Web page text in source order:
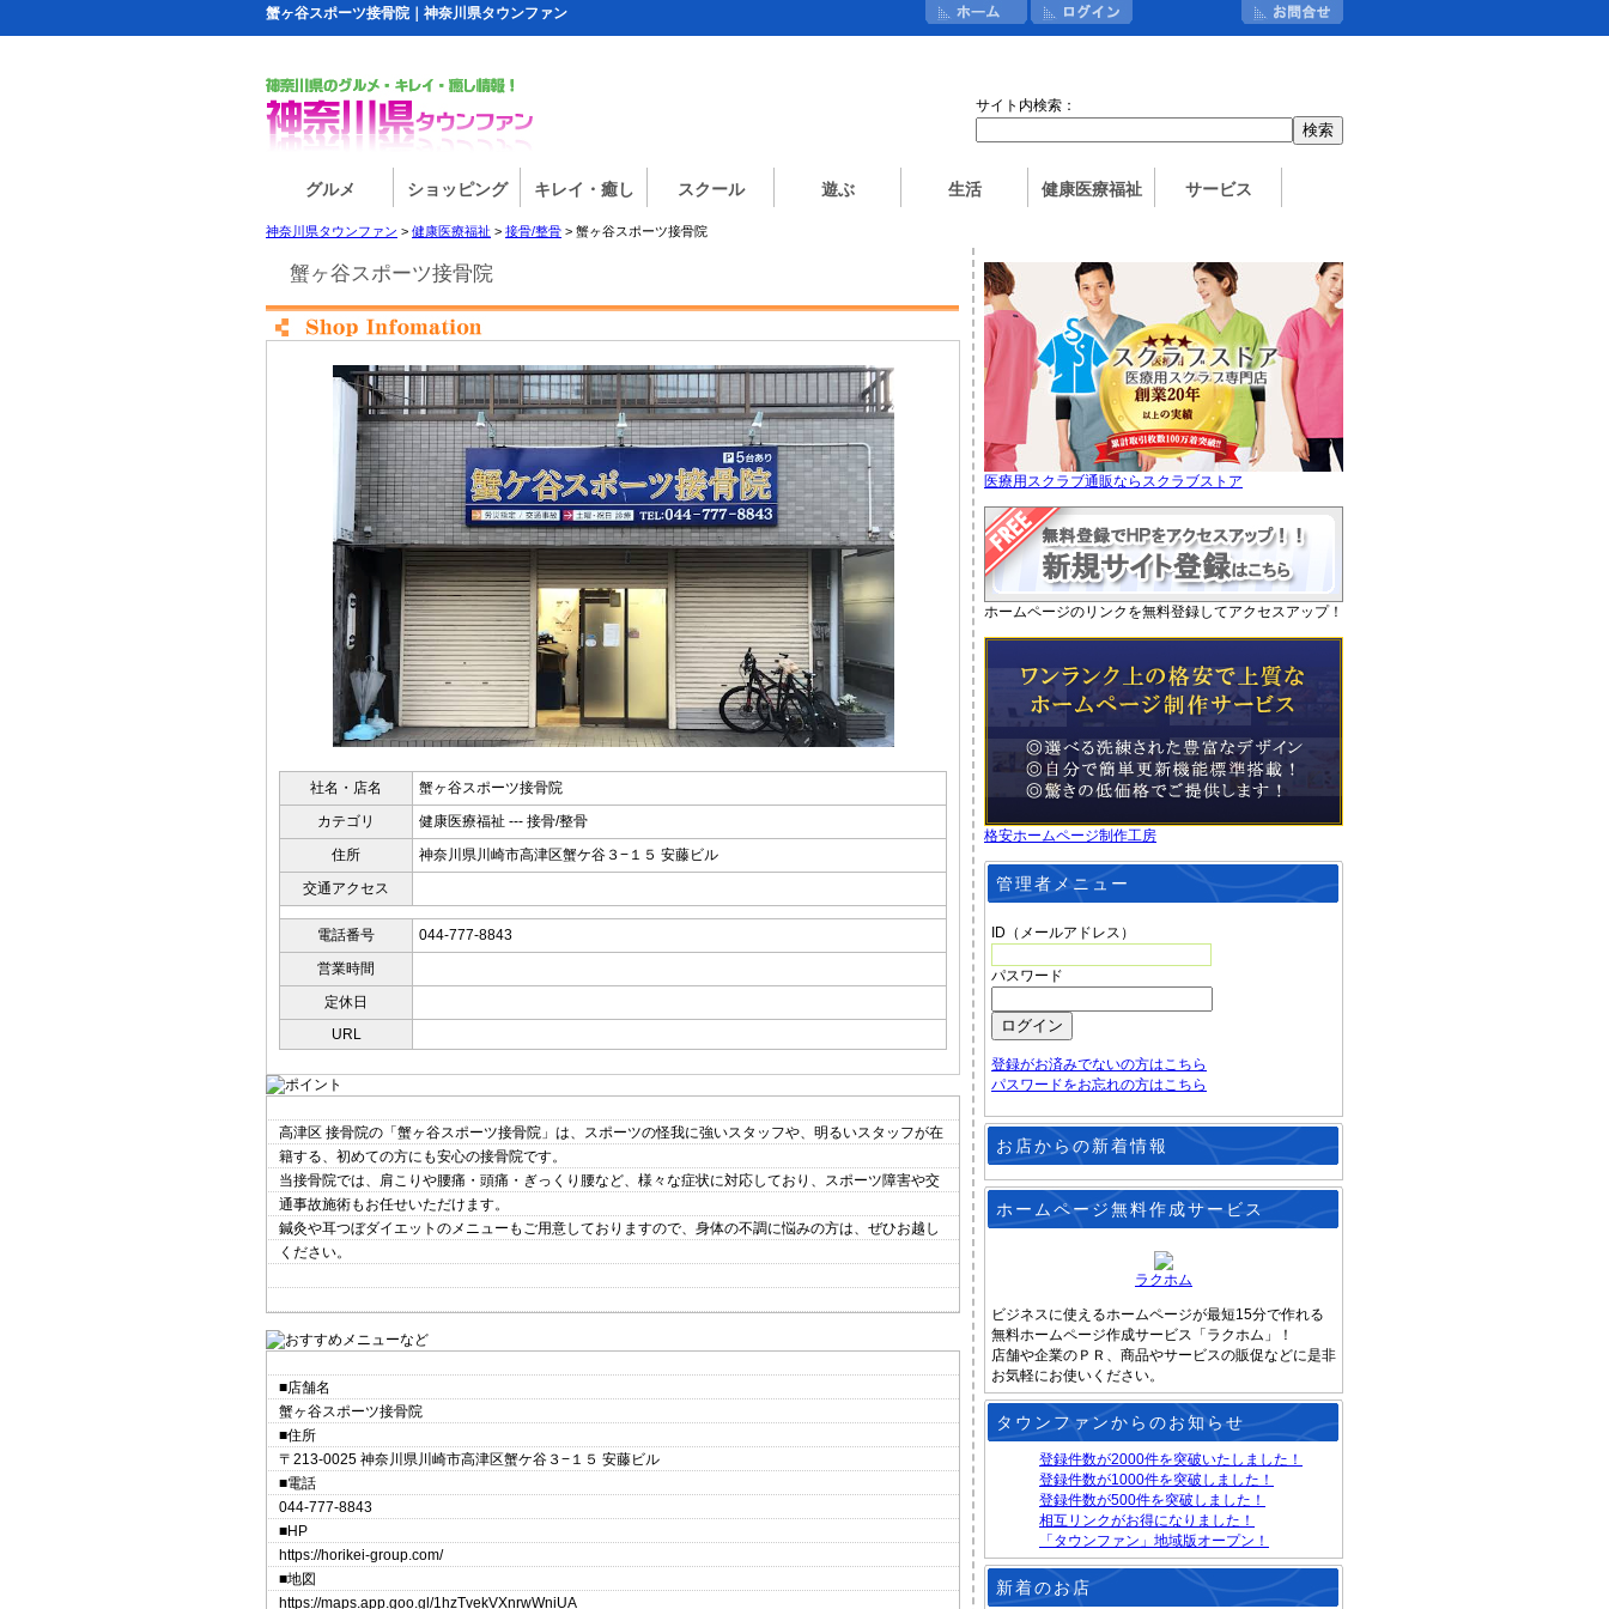
蟹ヶ谷スポーツ接骨院｜神奈川県タウンファン
サイト内検索：
グルメ ショッピング キレイ・癒し スクール 遊ぶ 生活 健康医療福祉 サービス
神奈川県タウンファン > 健康医療福祉 > 接骨/整骨 > 蟹ヶ谷スポーツ接骨院
蟹ヶ谷スポーツ接骨院
社名・店名
蟹ヶ谷スポーツ接骨院
カテゴリ
健康医療福祉 --- 接骨/整骨
住所
神奈川県川崎市高津区蟹ケ谷３−１５ 安藤ビル
交通アクセス
電話番号
044-777-8843
営業時間
定休日
URL
高津区 接骨院の「蟹ヶ谷スポーツ接骨院」は、スポーツの怪我に強いスタッフや、明るいスタッフが在
籍する、初めての方にも安心の接骨院です。
当接骨院では、肩こりや腰痛・頭痛・ぎっくり腰など、様々な症状に対応しており、スポーツ障害や交
通事故施術もお任せいただけます。
鍼灸や耳つぼダイエットのメニューもご用意しておりますので、身体の不調に悩みの方は、ぜひお越し
ください。
■店舗名
蟹ヶ谷スポーツ接骨院
■住所
〒213-0025 神奈川県川崎市高津区蟹ケ谷３−１５ 安藤ビル
■電話
044-777-8843
■HP
https://horikei-group.com/
■地図
https://maps.app.goo.gl/1hzTvekVXnrwWniUA
医療用スクラブ通販ならスクラブストア
ホームページのリンクを無料登録してアクセスアップ！
格安ホームページ制作工房
管理者メニュー
ID（メールアドレス）
パスワード
登録がお済みでないの方はこちら
パスワードをお忘れの方はこちら
お店からの新着情報
ホームページ無料作成サービス
ラクホム
ビジネスに使えるホームページが最短15分で作れる
無料ホームページ作成サービス「ラクホム」！
店舗や企業のＰＲ、商品やサービスの販促などに是非
お気軽にお使いください。
タウンファンからのお知らせ
登録件数が2000件を突破いたしました！
登録件数が1000件を突破しました！
登録件数が500件を突破しました！
相互リンクがお得になりました！
「タウンファン」地域版オープン！
新着のお店